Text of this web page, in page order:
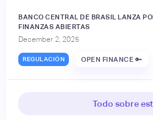
BANCO CENTRAL DE BRASIL LANZA
FINANZAS ABIERTAS
December 2, 2025
REGULACIÓN OPEN FINANCE 🔑
Todo sobre